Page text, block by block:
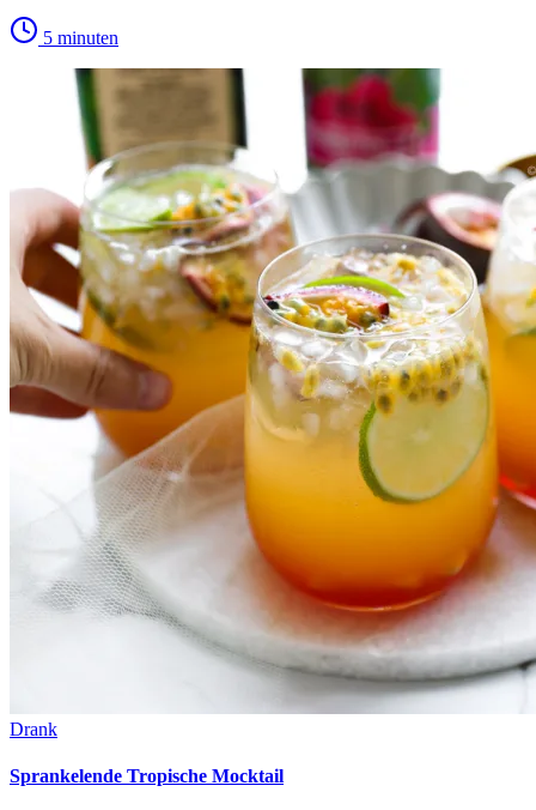
5 minuten
Drank
Sprankelende Tropische Mocktail